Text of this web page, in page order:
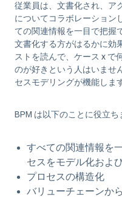
従業員は、文書化され、ア
についてコラボレーション
ての関連情報を一目で把握
文書化する方がはるかに効
ストを読んで、ケース x で
のが好きという人はいませ
セスモデリングが機能しま
BPM は以下のことに役立ち
すべての関連情報を
セスをモデル化およ
プロセスの構造化
バリューチェーンか